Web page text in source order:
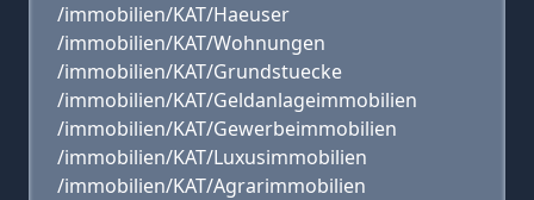
/immobilien/KAT/Haeuser
/immobilien/KAT/Wohnungen
/immobilien/KAT/Grundstuecke
/immobilien/KAT/Geldanlageimmobilien
/immobilien/KAT/Gewerbeimmobilien
/immobilien/KAT/Luxusimmobilien
/immobilien/KAT/Agrarimmobilien